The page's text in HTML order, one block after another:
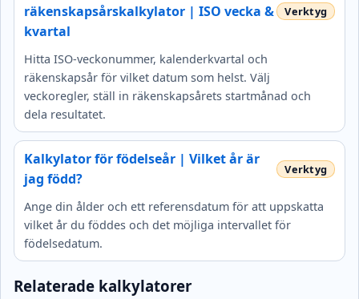
räkenskapsårskalkylator | ISO vecka &
kvartal
Hitta ISO-veckonummer, kalenderkvartal och
räkenskapsår för vilket datum som helst. Välj
veckoregler, ställ in räkenskapsårets startmånad och
dela resultatet.
Kalkylator för födelseår | Vilket år är
jag född?
Ange din ålder och ett referensdatum för att uppskatta
vilket år du föddes och det möjliga intervallet för
födelsedatum.
Relaterade kalkylatorer